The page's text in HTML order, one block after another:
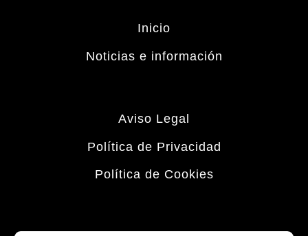
Inicio
Noticias e información
Aviso Legal
Política de Privacidad
Política de Cookies